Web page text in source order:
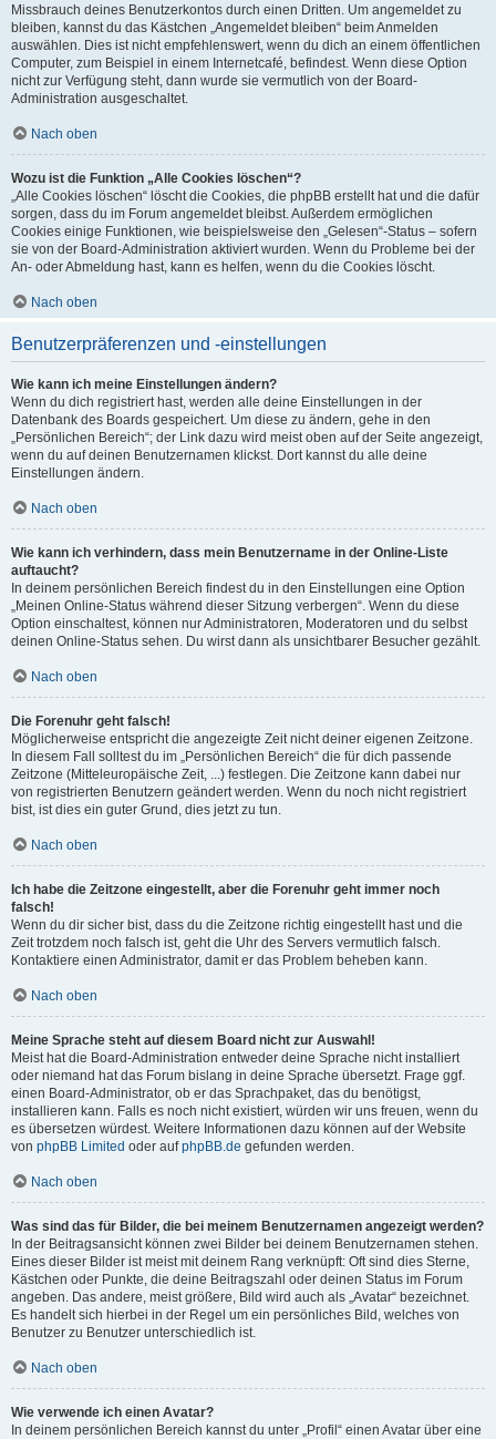
Missbrauch deines Benutzerkontos durch einen Dritten. Um angemeldet zu
bleiben, kannst du das Kästchen „Angemeldet bleiben“ beim Anmelden
auswählen. Dies ist nicht empfehlenswert, wenn du dich an einem öffentlichen
Computer, zum Beispiel in einem Internetcafé, befindest. Wenn diese Option
nicht zur Verfügung steht, dann wurde sie vermutlich von der Board-
Administration ausgeschaltet.
Nach oben
Wozu ist die Funktion „Alle Cookies löschen“?
„Alle Cookies löschen“ löscht die Cookies, die phpBB erstellt hat und die dafür
sorgen, dass du im Forum angemeldet bleibst. Außerdem ermöglichen
Cookies einige Funktionen, wie beispielsweise den „Gelesen“-Status – sofern
sie von der Board-Administration aktiviert wurden. Wenn du Probleme bei der
An- oder Abmeldung hast, kann es helfen, wenn du die Cookies löscht.
Nach oben
Benutzerpräferenzen und -einstellungen
Wie kann ich meine Einstellungen ändern?
Wenn du dich registriert hast, werden alle deine Einstellungen in der
Datenbank des Boards gespeichert. Um diese zu ändern, gehe in den
„Persönlichen Bereich“; der Link dazu wird meist oben auf der Seite angezeigt,
wenn du auf deinen Benutzernamen klickst. Dort kannst du alle deine
Einstellungen ändern.
Nach oben
Wie kann ich verhindern, dass mein Benutzername in der Online-Liste
auftaucht?
In deinem persönlichen Bereich findest du in den Einstellungen eine Option
„Meinen Online-Status während dieser Sitzung verbergen“. Wenn du diese
Option einschaltest, können nur Administratoren, Moderatoren und du selbst
deinen Online-Status sehen. Du wirst dann als unsichtbarer Besucher gezählt.
Nach oben
Die Forenuhr geht falsch!
Möglicherweise entspricht die angezeigte Zeit nicht deiner eigenen Zeitzone.
In diesem Fall solltest du im „Persönlichen Bereich“ die für dich passende
Zeitzone (Mitteleuropäische Zeit, ...) festlegen. Die Zeitzone kann dabei nur
von registrierten Benutzern geändert werden. Wenn du noch nicht registriert
bist, ist dies ein guter Grund, dies jetzt zu tun.
Nach oben
Ich habe die Zeitzone eingestellt, aber die Forenuhr geht immer noch
falsch!
Wenn du dir sicher bist, dass du die Zeitzone richtig eingestellt hast und die
Zeit trotzdem noch falsch ist, geht die Uhr des Servers vermutlich falsch.
Kontaktiere einen Administrator, damit er das Problem beheben kann.
Nach oben
Meine Sprache steht auf diesem Board nicht zur Auswahl!
Meist hat die Board-Administration entweder deine Sprache nicht installiert
oder niemand hat das Forum bislang in deine Sprache übersetzt. Frage ggf.
einen Board-Administrator, ob er das Sprachpaket, das du benötigst,
installieren kann. Falls es noch nicht existiert, würden wir uns freuen, wenn du
es übersetzen würdest. Weitere Informationen dazu können auf der Website
von phpBB Limited oder aufphpBB.de gefunden werden.
Nach oben
Was sind das für Bilder, die bei meinem Benutzernamen angezeigt werden?
In der Beitragsansicht können zwei Bilder bei deinem Benutzernamen stehen.
Eines dieser Bilder ist meist mit deinem Rang verknüpft: Oft sind dies Sterne,
Kästchen oder Punkte, die deine Beitragszahl oder deinen Status im Forum
angeben. Das andere, meist größere, Bild wird auch als „Avatar“ bezeichnet.
Es handelt sich hierbei in der Regel um ein persönliches Bild, welches von
Benutzer zu Benutzer unterschiedlich ist.
Nach oben
Wie verwende ich einen Avatar?
In deinem persönlichen Bereich kannst du unter „Profil“ einen Avatar über eine